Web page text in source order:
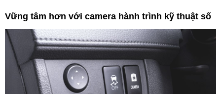
Vững tâm hơn với camera hành trình kỹ thuật số